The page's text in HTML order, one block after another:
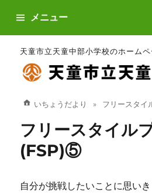
天童市立天童中部小学校のホームペ
メニュー
いちょうだより フリースタイ
フリースタイル
(FSP)⑤
自分が挑戦したいことに思いき